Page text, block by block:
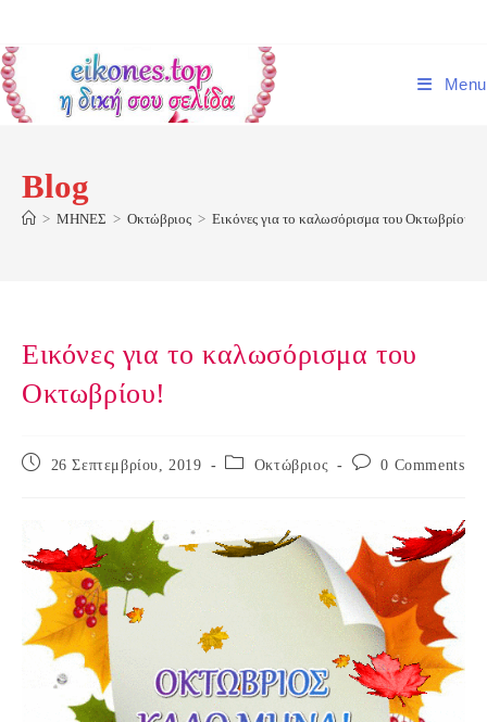
content
Menu
Blog
> ΜΗΝΕΣ > Οκτώβριος > Εικόνες για το καλωσόρισμα του Οκτωβρίου!
Εικόνες για το καλωσόρισμα του
Οκτωβρίου!
Post
26 Σεπτεμβρίου, 2019
Post Οκτώβριος
Post 0 Comments